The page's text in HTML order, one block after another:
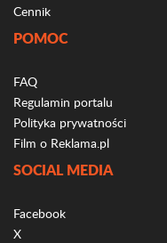
Cennik
POMOC
FAQ
Regulamin portalu
Polityka prywatności
Film o Reklama.pl
SOCIAL MEDIA
Facebook
X